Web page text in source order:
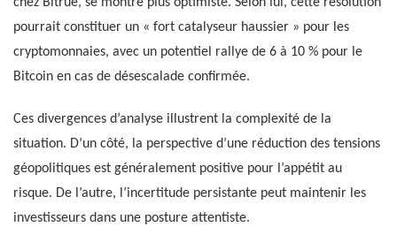
chez Bitrue, se montre plus optimiste. Selon lui, cette résolution
pourrait constituer un « fort catalyseur haussier » pour les
cryptomonnaies, avec un potentiel rallye de 6 à 10 % pour le
Bitcoin en cas de désescalade confirmée.
Ces divergences d’analyse illustrent la complexité de la
situation. D’un côté, la perspective d’une réduction des tensions
géopolitiques est généralement positive pour l’appétit au
risque. De l’autre, l’incertitude persistante peut maintenir les
investisseurs dans une posture attentiste.